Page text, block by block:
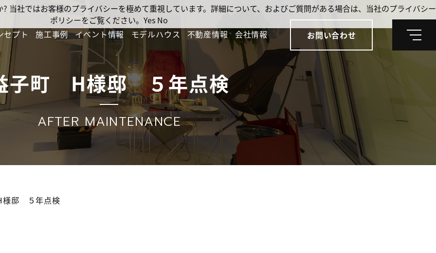
セプト 施工事例 イベント情報 モデルハウス 不動産情報 会社情報 お問い合わせ
メ
子町 H様邸 ５年点検
AFTER MAINTENANCE
邸 ５年点検
当社ではお客様のプライバシーを極めて重視しています。詳細について、およびご質問がある場合は、当社のプライバシー
ポリシーをご覧ください。 Yes No